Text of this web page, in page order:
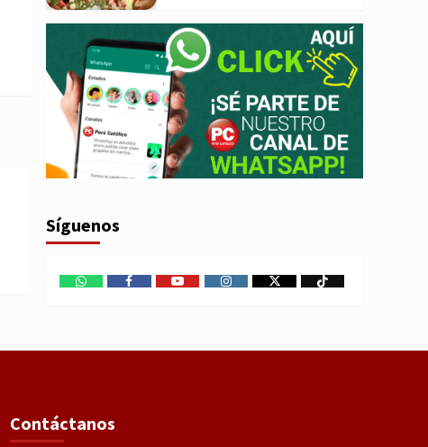
Síguenos
WhatsAppFacebookYoutubeInstagram
X TikTok
Contáctanos